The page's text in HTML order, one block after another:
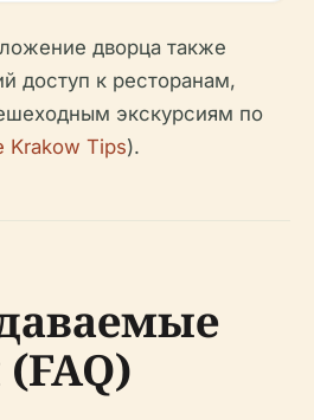
дворца также
доступ к ресторанам,
экскурсиям по
Krakow Tips).